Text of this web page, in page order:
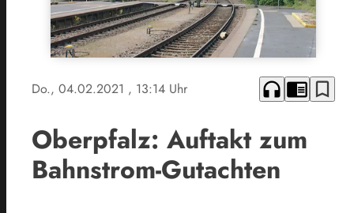
Do., 04.02.2021 , 13:14 Uhr headphones chrome_reader_mode bookmark_border
Oberpfalz: Auftakt zum
Bahnstrom-Gutachten